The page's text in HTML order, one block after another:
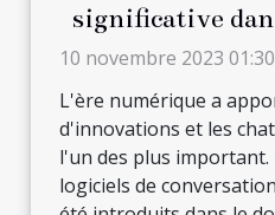
significative
high-
10 novembre 2023 01:30
L'ère numérique a
d'innovations et les
l'un des plus
logiciels de